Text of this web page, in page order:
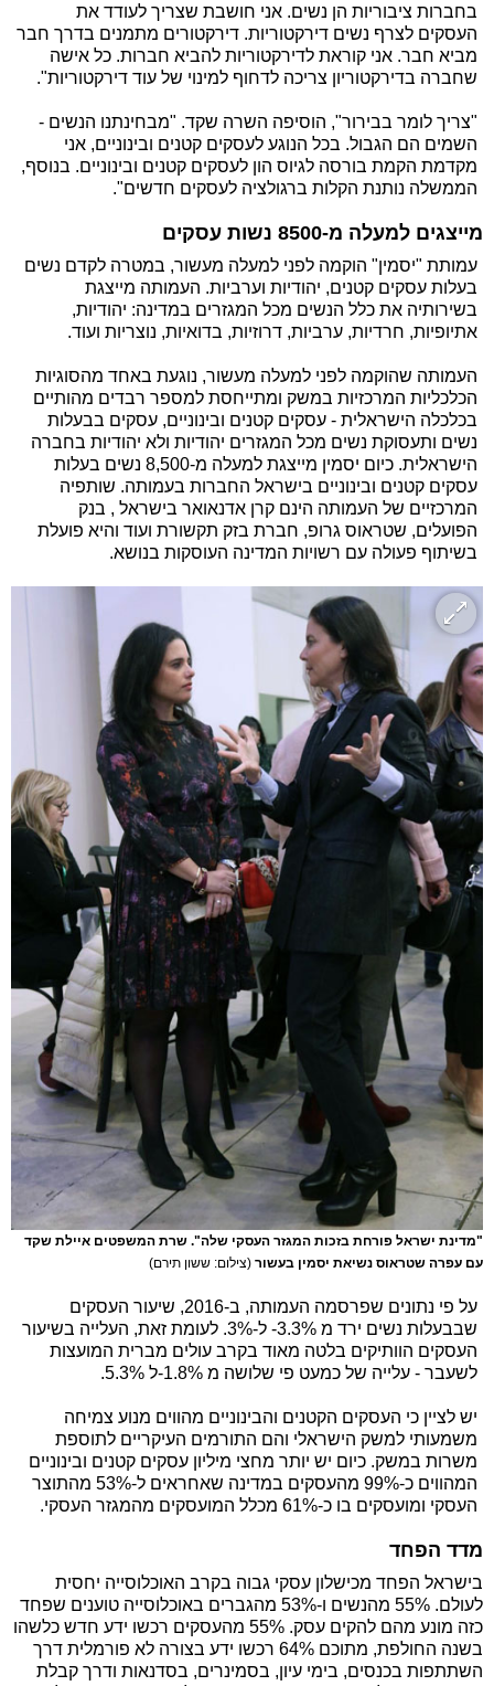
בחברות ציבוריות הן נשים. אני חושבת שצריך לעודד את
העסקים לצרף נשים דירקטוריות. דירקטורים מתמנים בדרך חבר
מביא חבר. אני קוראת לדירקטוריות להביא חברות. כל אישה
שחברה בדירקטוריון צריכה לדחוף למינוי של עוד דירקטוריות".
"צריך לומר בבירור", הוסיפה השרה שקד. "מבחינתנו הנשים -
השמים הם הגבול. בכל הנוגע לעסקים קטנים ובינוניים, אני
מקדמת הקמת בורסה לגיוס הון לעסקים קטנים ובינוניים. בנוסף,
הממשלה נותנת הקלות ברגולציה לעסקים חדשים".
מייצגים למעלה מ-8500 נשות עסקים
עמותת "יסמין" הוקמה לפני למעלה מעשור, במטרה לקדם נשים
בעלות עסקים קטנים, יהודיות וערביות. העמותה מייצגת
בשירותיה את כלל הנשים מכל המגזרים במדינה: יהודיות,
אתיופיות, חרדיות, ערביות, דרוזיות, בדואיות, נוצריות ועוד.
העמותה שהוקמה לפני למעלה מעשור, נוגעת באחד מהסוגיות
הכלכליות המרכזיות במשק ומתייחסת למספר רבדים מהותיים
בכלכלה הישראלית - עסקים קטנים ובינוניים, עסקים בבעלות
נשים ותעסוקת נשים מכל המגזרים יהודיות ולא יהודיות בחברה
הישראלית. כיום יסמין מייצגת למעלה מ-8,500 נשים בעלות
עסקים קטנים ובינוניים בישראל החברות בעמותה. שותפיה
המרכזיים של העמותה הינם קרן אדנאואר בישראל , בנק
הפועלים, שטראוס גרופ, חברת בזק תקשורת ועוד והיא פועלת
בשיתוף פעולה עם רשויות המדינה העוסקות בנושא.
"מדינת ישראל פורחת בזכות המגזר העסקי שלה". שרת המשפטים איילת שקד
עם עפרה שטראוס נשיאת יסמין בעשור (צילום: ששון תירם)
על פי נתונים שפרסמה העמותה, ב-2016, שיעור העסקים
שבבעלות נשים ירד מ 3.3%- ל-3%. לעומת זאת, העלייה בשיעור
העסקים הוותיקים בלטה מאוד בקרב עולים מברית המועצות
לשעבר - עלייה של כמעט פי שלושה מ 1.8%-ל 5.3%.
יש לציין כי העסקים הקטנים והבינוניים מהווים מנוע צמיחה
משמעותי למשק הישראלי והם התורמים העיקריים לתוספת
משרות במשק. כיום יש יותר מחצי מיליון עסקים קטנים ובינוניים
המהווים כ-99% מהעסקים במדינה שאחראים ל-53% מהתוצר
העסקי ומועסקים בו כ-61% מכלל המועסקים מהמגזר העסקי.
מדד הפחד
בישראל הפחד מכישלון עסקי גבוה בקרב האוכלוסייה יחסית
לעולם. 55% מהנשים ו-53% מהגברים באוכלוסייה טוענים שפחד
כזה מונע מהם להקים עסק. 55% מהעסקים רכשו ידע חדש כלשהו
בשנה החולפת, מתוכם 64% רכשו ידע בצורה לא פורמלית דרך
השתתפות בכנסים, בימי עיון, בסמינרים, בסדנאות ודרך קבלת